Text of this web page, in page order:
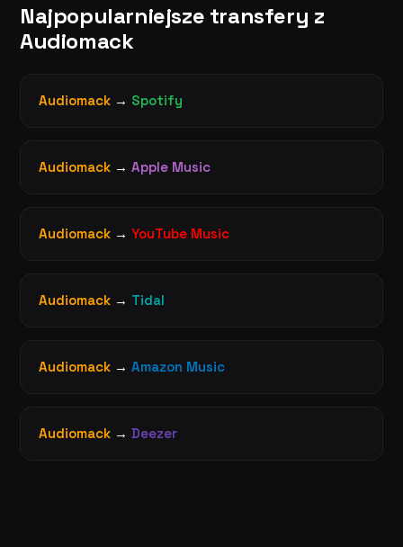
Najpopularniejsze transfery z
Audiomack
Audiomack → Spotify
Audiomack → Apple Music
Audiomack → YouTube Music
Audiomack → Tidal
Audiomack → Amazon Music
Audiomack → Deezer